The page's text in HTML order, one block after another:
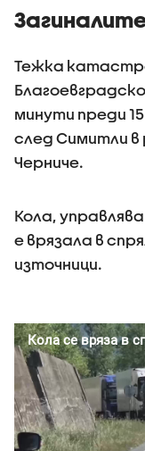
Тежка
минути преди
след Симитли в
Черниче.
Кола,
е врязала в
източници.